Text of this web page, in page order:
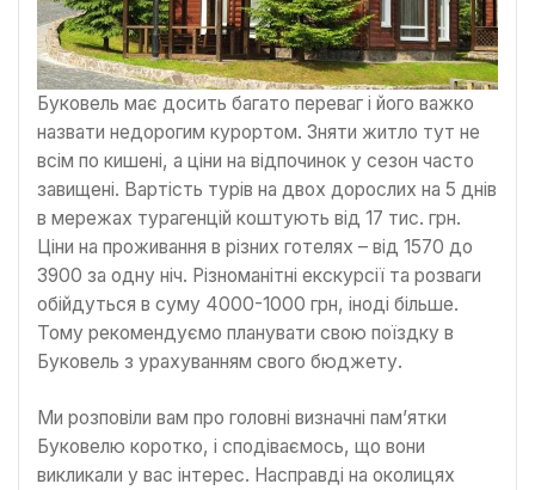
Буковель має досить багато переваг і його важко
назвати недорогим курортом. Зняти житло тут не
всім по кишені, а ціни на відпочинок у сезон часто
завищені. Вартість турів на двох дорослих на 5 днів
в мережах турагенцій коштують від 17 тис. грн.
Ціни на проживання в різних готелях – від 1570 до
3900 за одну ніч. Різноманітні екскурсії та розваги
обійдуться в суму 4000-1000 грн, іноді більше.
Тому рекомендуємо планувати свою поїздку в
Буковель з урахуванням свого бюджету.
Ми розповіли вам про головні визначні пам’ятки
Буковелю коротко, і сподіваємось, що вони
викликали у вас інтерес. Насправді на околицях